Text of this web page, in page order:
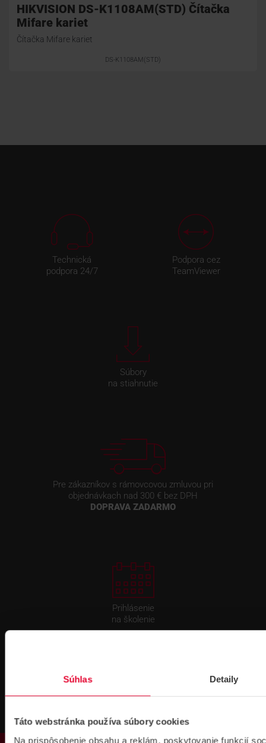
Súhlas Detaily
Táto webstránka používa súbory cookies
Na prispôsobenie obsahu a reklám, poskytovanie funkcií
HIKVISION DS-K1108AM(STD) Čítačka
Mifare kariet
Čítačka Mifare kariet
DS-K1108AM(STD)
Technická
podpora 24/7
Podpora cez
TeamViewer
Súbory
na stiahnutie
Pre zákazníkov s rámovcovou zmluvou pri
objednávkach nad 300 € bez DPH
DOPRAVA ZADARMO
Prihlásenie
na školenie
Fakturačné údaje